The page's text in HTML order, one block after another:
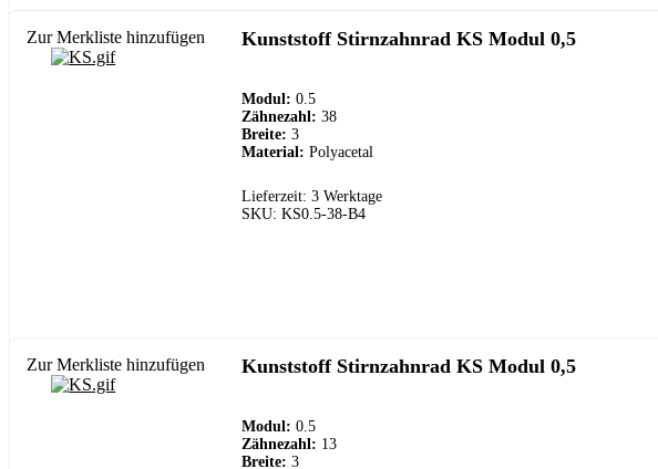
Zur Merkliste hinzufügen Kunststoff Stirnzahnrad KS Modul 0,5
Modul: 0.5
Zähnezahl: 38
Breite: 3
Material: Polyacetal
Lieferzeit: 3 Werktage
SKU: KS0.5-38-B4
Zur Merkliste hinzufügen Kunststoff Stirnzahnrad KS Modul 0,5
Modul: 0.5
Zähnezahl: 13
Breite: 3